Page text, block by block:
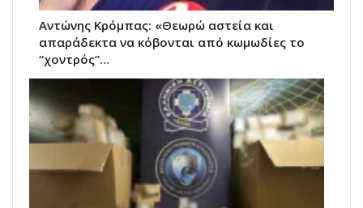
Αντώνης Κρόμπας: «Θεωρώ αστεία και
απαράδεκτα να κόβονται από κωμωδίες το
“χοντρός”…